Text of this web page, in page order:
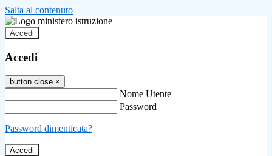
Salta al contenuto
Accedi
Accedi
button close ×
Nome Utente
Password
Password dimenticata?